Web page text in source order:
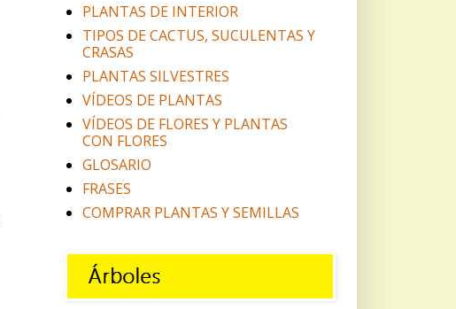
PLANTAS DE INTERIOR
TIPOS DE CACTUS, SUCULENTAS Y
CRASAS
PLANTAS SILVESTRES
VÍDEOS DE PLANTAS
VÍDEOS DE FLORES Y PLANTAS
CON FLORES
GLOSARIO
FRASES
COMPRAR PLANTAS Y SEMILLAS